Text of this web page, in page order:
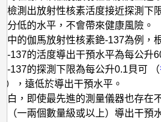
檢測出放射性核素活度接近探測下
分低的水平，不會帶來健康風險。
中的伽馬放射性核素銫-137為例，
-137的活度導出干預水平為每公升
-137的探測下限為每公升0.1貝可 （
），遠低於導出干預水平。
白，即使最先進的測量儀器也存在
（一兩個數量級或以上）導出干預